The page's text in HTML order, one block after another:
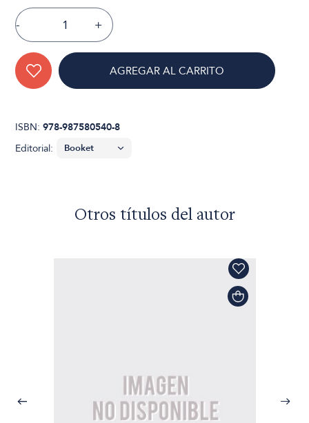
- +
AGREGAR AL CARRITO
ISBN:978-987580540-8
Editorial:
Otros títulos del autor